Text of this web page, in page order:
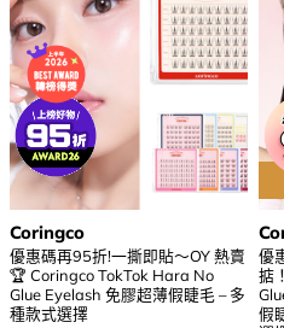
Coringco
優惠碼再95折!一撕即貼～OY 熱賣
🏆 Coringco TokTok Hara No
Glue Eyelash 免膠超薄假睫毛 – 多
種款式選擇
優
掂
假